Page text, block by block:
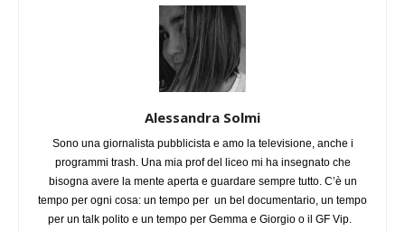
Alessandra Solmi
Sono una giornalista pubblicista e amo la televisione, anche i
programmi trash. Una mia prof del liceo mi ha insegnato che
bisogna avere la mente aperta e guardare sempre tutto. C’è un
tempo per ogni cosa: un tempo per un bel documentario, un tempo
per un talk polito e un tempo per Gemma e Giorgio o il GF Vip.